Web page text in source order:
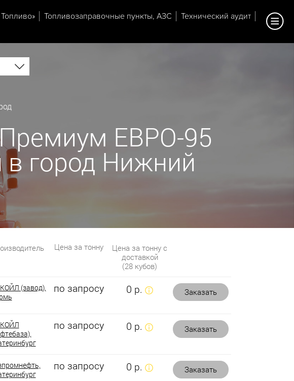
Топливозаправочные пункты, АЗС
Технический аудит
ЕВРО-95
в город Нижний
Цена за тонну
Цена за тонну с
доставкой
(28 кубов)
(завод),
по запросу 0 р. Заказать
по запросу 0 р. Заказать
по запросу 0 р. Заказать